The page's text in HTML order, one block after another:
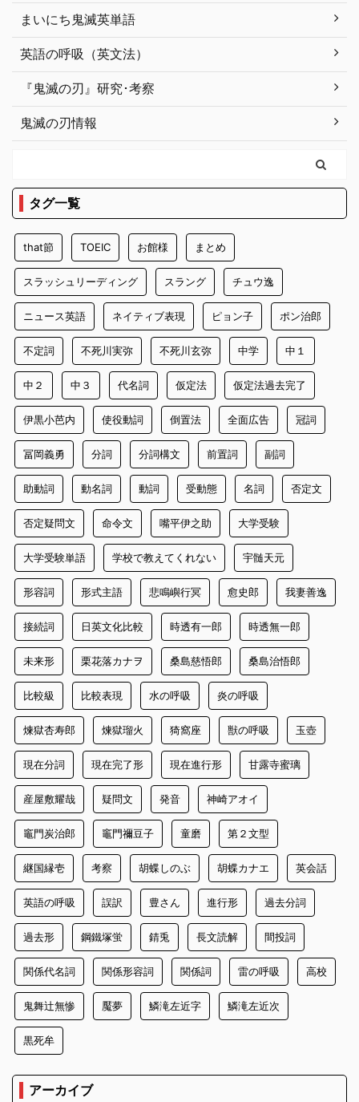
まいにち鬼滅英単語
英語の呼吸（英文法）
『鬼滅の刃』研究･考察
鬼滅の刃情報
タグ一覧
that節 TOEIC お館様 まとめ
スラッシュリーディング スラング チュウ逸
ニュース英語 ネイティブ表現 ピョン子 ポン治郎
不定詞 不死川実弥 不死川玄弥 中学 中１
中２ 中３ 代名詞 仮定法 仮定法過去完了
伊黒小芭内 使役動詞 倒置法 全面広告 冠詞
冨岡義勇 分詞 分詞構文 前置詞 副詞
助動詞 動名詞 動詞 受動態 名詞 否定文
否定疑問文 命令文 嘴平伊之助 大学受験
大学受験単語 学校で教えてくれない 宇髄天元
形容詞 形式主語 悲鳴嶼行冥 愈史郎 我妻善逸
接続詞 日英文化比較 時透有一郎 時透無一郎
未来形 栗花落カナヲ 桑島慈悟郎 桑島治悟郎
比較級 比較表現 水の呼吸 炎の呼吸
煉獄杏寿郎 煉獄瑠火 猗窩座 獣の呼吸 玉壺
現在分詞 現在完了形 現在進行形 甘露寺蜜璃
産屋敷耀哉 疑問文 発音 神崎アオイ
竈門炭治郎 竈門禰豆子 童磨 第２文型
継国縁壱 考察 胡蝶しのぶ 胡蝶カナエ 英会話
英語の呼吸 誤訳 豊さん 進行形 過去分詞
過去形 鋼鐵塚蛍 錆兎 長文読解 間投詞
関係代名詞 関係形容詞 関係詞 雷の呼吸 高校
鬼舞辻無惨 魘夢 鱗滝左近字 鱗滝左近次
黒死牟
アーカイブ